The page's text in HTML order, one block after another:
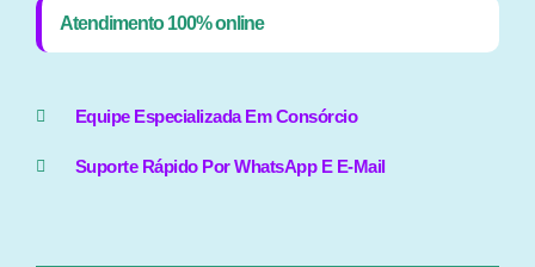
Atendimento 100% online
Equipe Especializada Em Consórcio
Suporte Rápido Por WhatsApp E E-Mail